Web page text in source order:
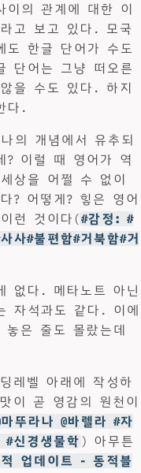
의 관계에 대한 이
고 보고 있다. 모국
도 한글 단어가 수도
단어는 그냥 떠오른
을 수도 있다. 하지
다.
의 개념에서 유추되
? 이럴 때 영어가 역
상을 어쩔 수 없이
? 어떻게? 힣은 영어
런 것이다(#감정: #
사#불편함#거북함#거
없다. 메타노트 아닌
자석과도 같다. 이에
은 줄도 몰랐는데
레벨 아래에 작성하
이 곧 영감의 원천이
마뚜라나 @바렐라 #자
신경생물학 ) 아무튼
업데이트 - 동적블